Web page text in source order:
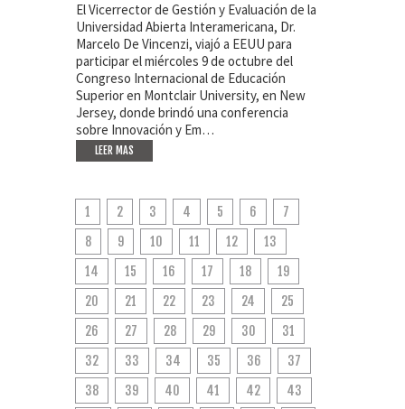
El Vicerrector de Gestión y Evaluación de la
Universidad Abierta Interamericana, Dr.
Marcelo De Vincenzi, viajó a EEUU para
participar el miércoles 9 de octubre del
Congreso Internacional de Educación
Superior en Montclair University, en New
Jersey, donde brindó una conferencia
sobre Innovación y Em…
LEER MAS
1 2 3 4 5 6
7
8
9 10 11 12
13
14
15 16 17 18
19
20
21 22 23 24
25
26
27 28 29 30
31
32
33 34 35 36
37
38
39 40 41 42
43